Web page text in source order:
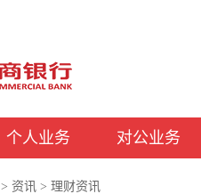
个人业务 对公业务
> 资讯 > 理财资讯